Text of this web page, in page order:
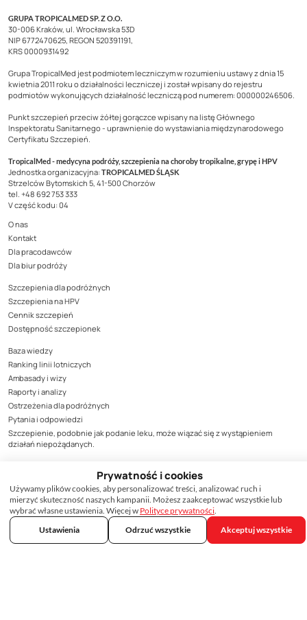
GRUPA TROPICALMED SP. Z O.O.
30-006 Kraków, ul. Wrocławska 53D
NIP 6772470625, REGON 520391191,
KRS 0000931492
Grupa TropicalMed jest podmiotem leczniczym w rozumieniu ustawy z dnia 15
kwietnia 2011 roku o działalności leczniczej i został wpisany do rejestru
podmiotów wykonujących działalność leczniczą pod numerem: 000000246506.
Punkt szczepień przeciw żółtej gorączce wpisany na listę Głównego
Inspektoratu Sanitarnego - uprawnienie do wystawiania międzynarodowego
Certyfikatu Szczepień.
TropicalMed - medycyna podróży, szczepienia na choroby tropikalne, grypę i HPV
Jednostka organizacyjna:TROPICALMED ŚLĄSK
Strzelców Bytomskich 5, 41-500 Chorzów
tel. +48 692 753 333
V część kodu: 04
O nas
Kontakt
Dla pracodawców
Dla biur podróży
Szczepienia dla podróżnych
Szczepienia na HPV
Cennik szczepień
Dostępność szczepionek
Baza wiedzy
Ranking linii lotniczych
Ambasady i wizy
Raporty i analizy
Ostrzeżenia dla podróżnych
Pytania i odpowiedzi
Szczepienie, podobnie jak podanie leku, może wiązać się z wystąpieniem
działań niepożądanych.
Departamentu Monitorowania Niepożądanych Działań Produktów Leczniczych
Urzędu Rejestracji Produktów Leczniczych, Wyrobów Medycznych i Produktów
Biobójczych, Al. Jerozolimskie 181C, 02-222 Warszawa, tel. (22) 492-13-01, fax (22)
492-13-09, zgodnie z zasadami monitorowani bezpieczeństwa produktów
leczniczych lub do podmiotu odpowiedzialnego za produkt, którego zgłoszenie
dotyczy. Formularz zgłoszenia niepożądanego działania produktu leczniczego
dostępny jest na stronie Urzędu www.urpl.gov.pl.
Prywatność i cookies
Używamy plików cookies, aby personalizować treści, analizować ruch i
mierzyć skuteczność naszych kampanii. Możesz zaakceptować wszystkie lub
wybrać własne ustawienia. Więcej w Polityce prywatności.
Ustawienia
Odrzuć wszystkie Akceptuj wszystkie